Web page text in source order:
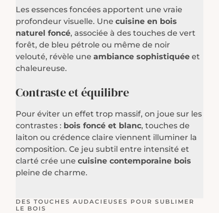
Les essences foncées apportent une vraie
profondeur visuelle. Une cuisine en bois
naturel foncé, associée à des touches de vert
forêt, de bleu pétrole ou même de noir
velouté, révèle une ambiance sophistiquée et
chaleureuse.
Contraste et équilibre
Pour éviter un effet trop massif, on joue sur les
contrastes : bois foncé et blanc, touches de
laiton ou crédence claire viennent illuminer la
composition. Ce jeu subtil entre intensité et
clarté crée une cuisine contemporaine bois
pleine de charme.
DES TOUCHES AUDACIEUSES POUR SUBLIMER
LE BOIS